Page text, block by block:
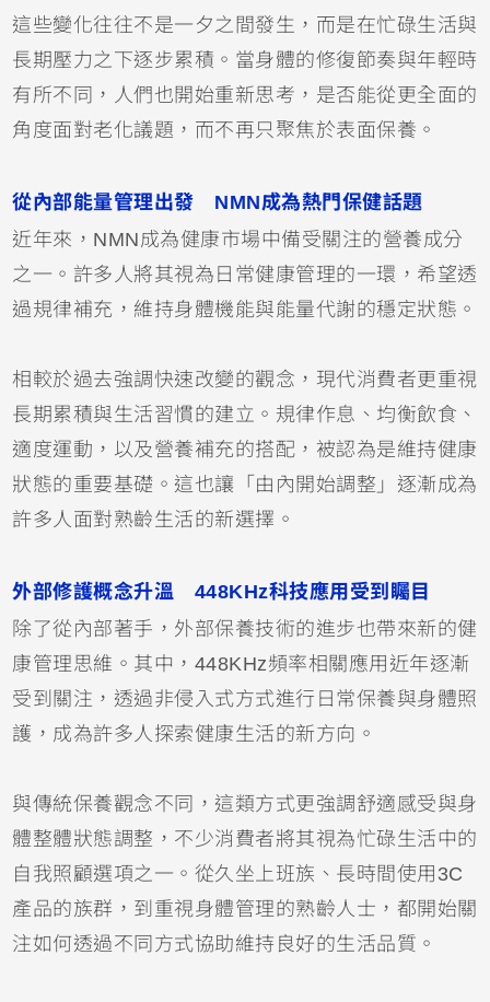
這些變化往往不是一夕之間發生，而是在忙碌生活與
長期壓力之下逐步累積。當身體的修復節奏與年輕時
有所不同，人們也開始重新思考，是否能從更全面的
角度面對老化議題，而不再只聚焦於表面保養。
從內部能量管理出發 NMN成為熱門保健話題
近年來，NMN成為健康市場中備受關注的營養成分
之一。許多人將其視為日常健康管理的一環，希望透
過規律補充，維持身體機能與能量代謝的穩定狀態。
相較於過去強調快速改變的觀念，現代消費者更重視
長期累積與生活習慣的建立。規律作息、均衡飲食、
適度運動，以及營養補充的搭配，被認為是維持健康
狀態的重要基礎。這也讓「由內開始調整」逐漸成為
許多人面對熟齡生活的新選擇。
外部修護概念升溫 448KHz科技應用受到矚目
除了從內部著手，外部保養技術的進步也帶來新的健
康管理思維。其中，448KHz頻率相關應用近年逐漸
受到關注，透過非侵入式方式進行日常保養與身體照
護，成為許多人探索健康生活的新方向。
與傳統保養觀念不同，這類方式更強調舒適感受與身
體整體狀態調整，不少消費者將其視為忙碌生活中的
自我照顧選項之一。從久坐上班族、長時間使用3C
產品的族群，到重視身體管理的熟齡人士，都開始關
注如何透過不同方式協助維持良好的生活品質。